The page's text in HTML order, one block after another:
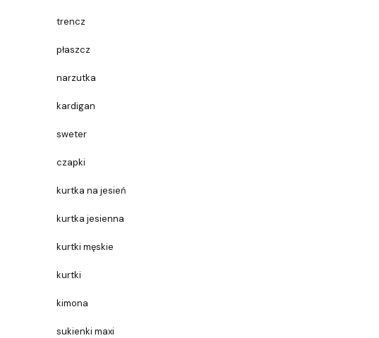
trencz
płaszcz
narzutka
kardigan
sweter
czapki
kurtka na jesień
kurtka jesienna
kurtki męskie
kurtki
kimona
sukienki maxi